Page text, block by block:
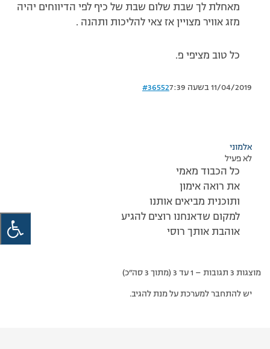
מאחלת לך שבת שלום שבת של כיף לפי הדיווחים יהיה
מזג אוויר מצויין אז צאי להליכות ותהנה .
כל טוב מציפי פ.
11/04/2019 בשעה 7:39 #36552
אלמוני
לא פעיל
כל הכבוד מאמי
את רואה אימון
ותוכנית מביאים אותנו
למקום שדאנחנו רוצים להגיע
אוהבת אותך רוסי
מוצגות 3 תגובות – 1 עד 3 (מתוך 3 סה״כ)
יש להתחבר למערכת על מנת להגיב.